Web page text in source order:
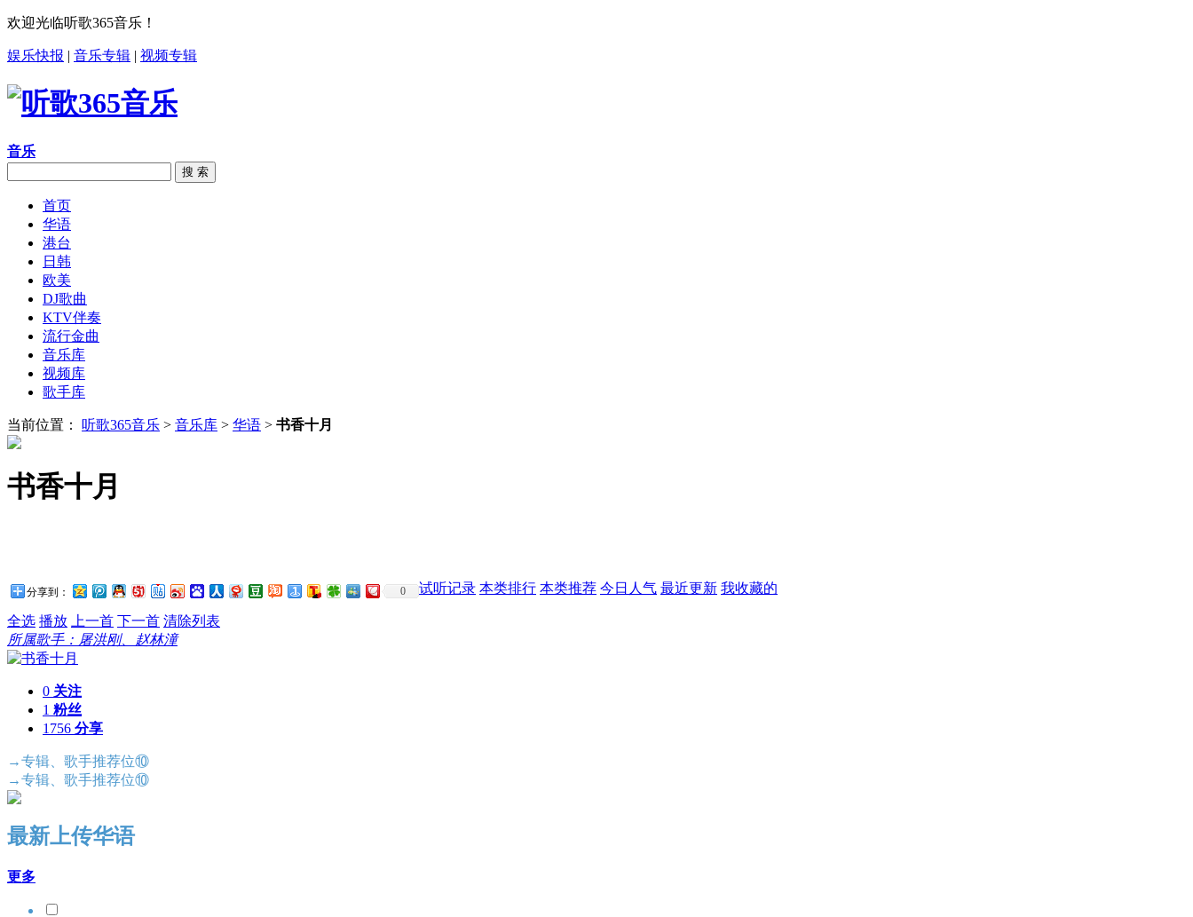
欢迎光临听歌365音乐！
娱乐快报 | 音乐专辑 | 视频专辑
音乐
搜 索
首页
华语
港台
日韩
欧美
DJ歌曲
KTV伴奏
流行金曲
音乐库
视频库
歌手库
当前位置： 听歌365音乐 > 音乐库 > 华语 > 书香十月
书香十月
分享到： 0 试听记录 本类排行 本类推荐 今日人气 最近更新 我收藏的
全选 播放 上一首 下一首 清除列表
所属歌手：屠洪刚、赵林潼
0 关注
1 粉丝
1756 分享
→专辑、歌手推荐位⑩
→专辑、歌手推荐位⑩
最新上传华语
更多